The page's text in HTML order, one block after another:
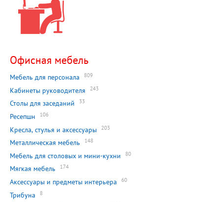
Офисная мебель
Мебель для персонала 809
Кабинеты руководителя 243
Столы для заседаний 33
Ресепшн 106
Кресла, стулья и аксессуары 203
Металлическая мебель 148
Мебель для столовых и мини-кухни 80
Мягкая мебель 174
Аксессуары и предметы интерьера 60
Трибуна 8